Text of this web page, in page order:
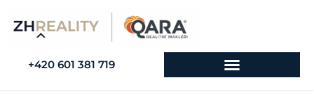
+420 601 381 719